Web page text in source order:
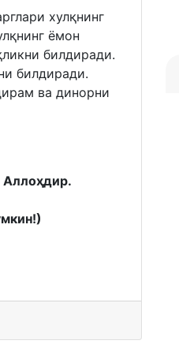
хулқнинг
ёмон
билдиради.
билдиради.
ва динорни
Аллоҳдир.